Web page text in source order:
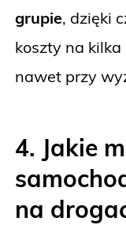
grupie, dzięki
koszty na kilka
nawet przy
4. Jakie
na